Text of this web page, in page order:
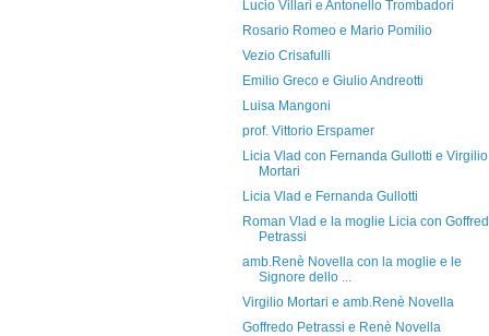
Lucio Villari e Antonello Trombadori
Rosario Romeo e Mario Pomilio
Vezio Crisafulli
Emilio Greco e Giulio Andreotti
Luisa Mangoni
prof. Vittorio Erspamer
Licia Vlad con Fernanda Gullotti e Virgilio
Mortari
Licia Vlad e Fernanda Gullotti
Roman Vlad e la moglie Licia con
Petrassi
amb.Renè Novella con la moglie e le
Signore dello ...
Virgilio Mortari e amb.Renè Novella
Goffredo Petrassi e Renè Novella